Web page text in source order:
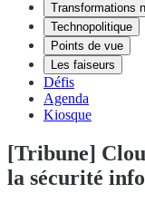
Transformations
Technopolitique
Points de vue
Les faiseurs
Défis
Agenda
Kiosque
[Tribune]
la sécurité